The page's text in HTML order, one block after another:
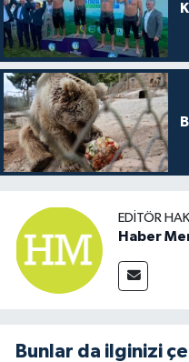
EDITÖR
Haber
Bunlar da ilginizi